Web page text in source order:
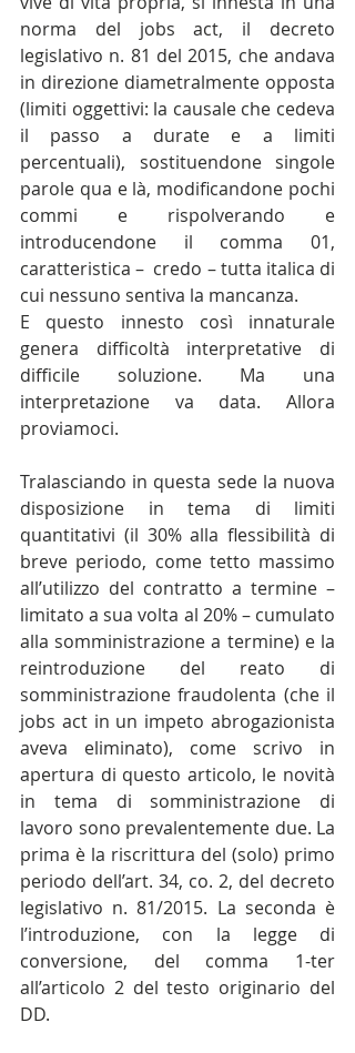
norma del jobs act, il decreto
legislativo n. 81 del 2015, che andava
in direzione diametralmente opposta
(limiti oggettivi: la causale che cedeva
il passo a durate e a limiti
percentuali), sostituendone singole
parole qua e là, modificandone pochi
commi e rispolverando e
introducendone il comma 01,
caratteristica –  credo – tutta italica di
cui nessuno sentiva la mancanza.
E questo innesto così innaturale
genera difficoltà interpretative di
difficile soluzione. Ma una
interpretazione va data. Allora
proviamoci.
Tralasciando in questa sede la nuova
disposizione in tema di limiti
quantitativi (il 30% alla flessibilità di
breve periodo, come tetto massimo
all’utilizzo del contratto a termine –
limitato a sua volta al 20% – cumulato
alla somministrazione a termine) e la
reintroduzione del reato di
somministrazione fraudolenta (che il
jobs act in un impeto abrogazionista
aveva eliminato), come scrivo in
apertura di questo articolo, le novità
in tema di somministrazione di
lavoro sono prevalentemente due. La
prima è la riscrittura del (solo) primo
periodo dell’art. 34, co. 2, del decreto
legislativo n. 81/2015. La seconda è
l’introduzione, con la legge di
conversione, del comma 1-ter
all’articolo 2 del testo originario del
DD.